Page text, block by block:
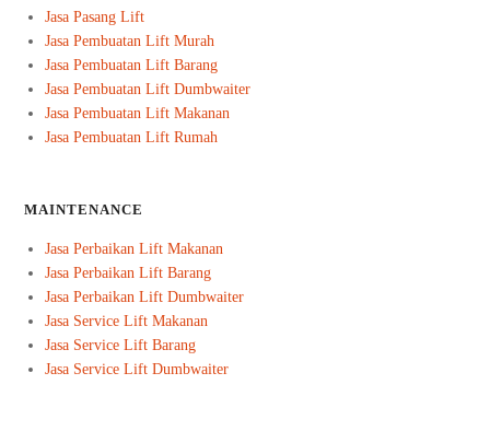
Jasa Pasang Lift
Jasa Pembuatan Lift Murah
Jasa Pembuatan Lift Barang
Jasa Pembuatan Lift Dumbwaiter
Jasa Pembuatan Lift Makanan
Jasa Pembuatan Lift Rumah
MAINTENANCE
Jasa Perbaikan Lift Makanan
Jasa Perbaikan Lift Barang
Jasa Perbaikan Lift Dumbwaiter
Jasa Service Lift Makanan
Jasa Service Lift Barang
Jasa Service Lift Dumbwaiter